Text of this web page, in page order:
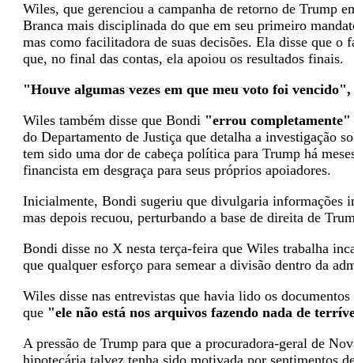
Wiles, que gerenciou a campanha de retorno de Trump
Branca mais disciplinada do que em seu primeiro
mas como facilitadora de suas decisões. Ela disse que
que, no final das contas, ela apoiou os resultados finais.
"Houve algumas vezes em que meu voto foi vencido",
Wiles também disse que Bondi "errou completamente"
do Departamento de Justiça que detalha a investigação
tem sido uma dor de cabeça política para Trump há
financista em desgraça para seus próprios apoiadores.
Inicialmente, Bondi sugeriu que divulgaria informações
mas depois recuou, perturbando a base de direita de
Bondi disse no X nesta terça-feira que Wiles trabalha
que qualquer esforço para semear a divisão dentro da
Wiles disse nas entrevistas que havia lido os
que "ele não está nos arquivos fazendo nada de
A pressão de Trump para que a procuradora-geral de
hipotecária talvez tenha sido motivada por sentimentos